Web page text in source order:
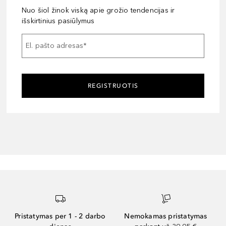
Nuo šiol žinok viską apie grožio tendencijas ir
išskirtinius pasiūlymus
El. pašto adresas*
REGISTRUOTIS
Pristatymas per 1 - 2 darbo
Nemokamas pristatymas